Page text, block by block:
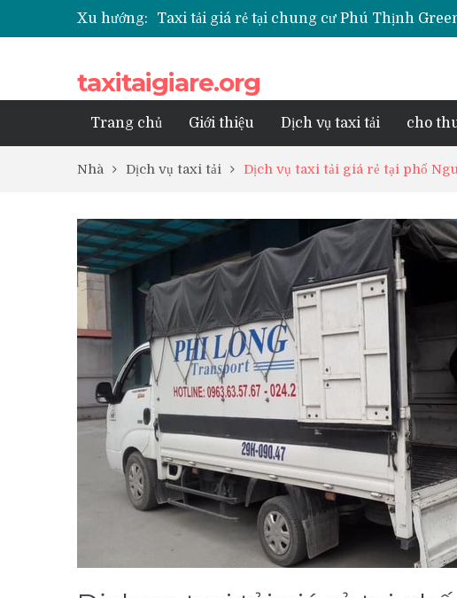
Xu hướng:
Taxi tải giá rẻ tại chung cư Park Kiara Hà
Taxi tải giá rẻ tại chung cư Grande Park
Taxi tải giá rẻ tại chung cư BID Residence
taxitaigiare.org
Trang chủ Giới thiệu Dịch vụ taxi tải cho
Nhà Dịch vụ taxi tải Dịch vụ taxi tải giá rẻ tại phố